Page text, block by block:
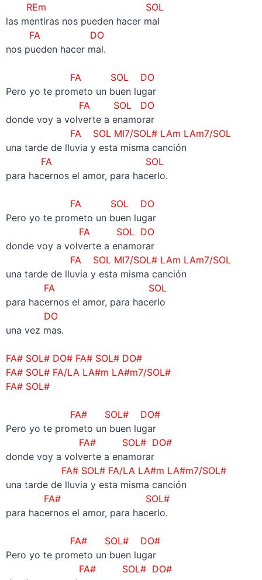
REm SOL
las mentiras nos pueden hacer mal
FA DO
nos pueden hacer mal.
FA SOL DO
Pero yo te prometo un buen lugar
FA SOL DO
donde voy a volverte a enamorar
FA SOL MI7/SOL# LAm LAm7/SOL
una tarde de lluvia y esta misma canción
FA SOL
para hacernos el amor, para hacerlo.
FA SOL DO
Pero yo te prometo un buen lugar
FA SOL DO
donde voy a volverte a enamorar
FA SOL MI7/SOL# LAm LAm7/SOL
una tarde de lluvia y esta misma canción
FA SOL
para hacernos el amor, para hacerlo
DO
una vez mas.
FA# SOL# DO# FA# SOL# DO#
FA# SOL# FA/LA LA#m LA#m7/SOL#
FA# SOL#
FA# SOL# DO#
Pero yo te prometo un buen lugar
FA# SOL# DO#
donde voy a volverte a enamorar
FA# SOL# FA/LA LA#m LA#m7/SOL#
una tarde de lluvia y esta misma canción
FA# SOL#
para hacernos el amor, para hacerlo.
FA# SOL# DO#
Pero yo te prometo un buen lugar
FA# SOL# DO#